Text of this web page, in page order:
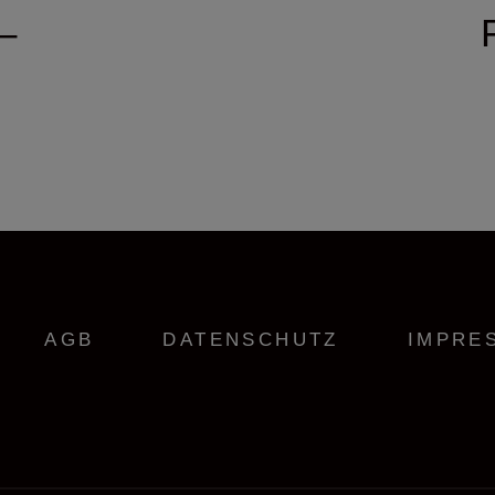
AGB DATENSCHUTZ